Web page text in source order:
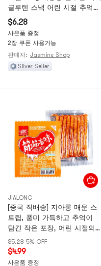
글루텐 스낵 어린 시절 추억
간식 여가 식품 102g*1팩
$6.28
사은품 증정
2장 쿠폰 사용가능
판매자: Jasmine Shop
Silver Seller
JIALONG
[중국 직배송] 지아롱 매운 스
트립, 풍미 가득하고 추억이
담긴 작은 포장, 어린 시절의
매콤한 간식, 입맛을 만족시키
는 글루텐 프리, 소힘줄 함유,
18g*5봉지
$5.28 5% OFF
$4.99
사은품 증정